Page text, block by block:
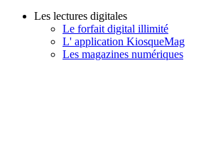
Les lectures digitales
Le forfait digital illimité
L' application KiosqueMag
Les magazines numériques